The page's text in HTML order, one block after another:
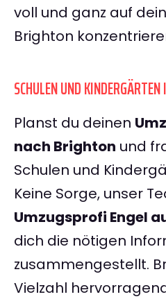
voll und ganz auf
Brighton
SCHULEN UND
Planst du deinen
nach Brighton und
Schulen und
Keine Sorge, unser
Umzugsprofi Engel
dich die nötigen
zusammengestellt.
Vielzahl